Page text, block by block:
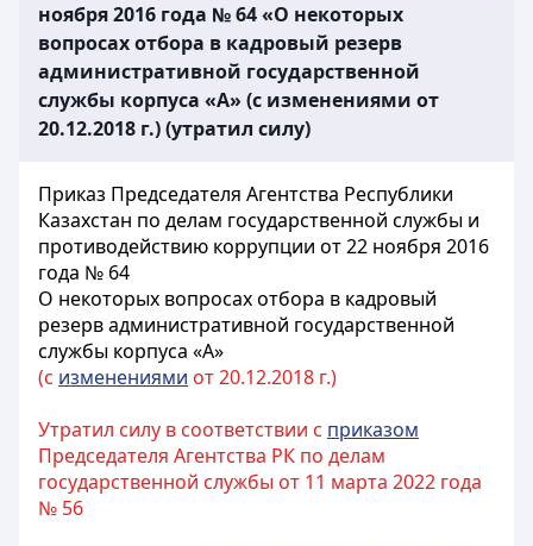
ноября 2016 года № 64 «О некоторых
вопросах отбора в кадровый резерв
административной государственной
службы корпуса «А» (с изменениями от
20.12.2018 г.) (утратил силу)
Приказ Председателя Агентства Республики
Казахстан по делам государственной службы и
противодействию коррупции от 22 ноября 2016
года № 64
О некоторых вопросах отбора в кадровый
резерв административной государственной
службы корпуса «А»
(с изменениями от 20.12.2018 г.)
Утратил силу в соответствии с приказом
Председателя Агентства РК по делам
государственной службы от 11 марта 2022 года
№ 56